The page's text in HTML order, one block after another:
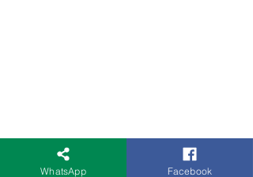
WhatsApp Facebook